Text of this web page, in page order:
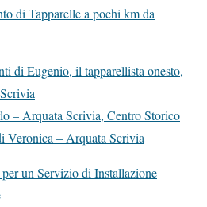
di Tapparelle a pochi km da
di Eugenio, il tapparellista onesto,
– Arquata Scrivia, Centro Storico
Veronica – Arquata Scrivia
un Servizio di Installazione